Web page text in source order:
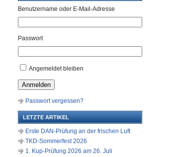
Benutzername oder E-Mail-Adresse
Passwort
Angemeldet bleiben
Anmelden
Passwort vergessen?
LETZTE ARTIKEL
Erste DAN-Prüfung an der frischen Luft
TKD-Sommerfest 2026
1. Kup-Prüfung 2026 am 26. Juli